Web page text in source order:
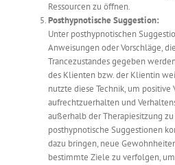
Ressourcen zu öffnen.
Posthypnotische Suggestion:
Unter posthypnotischen
Anweisungen oder Vorschläge,
Trancezustandes gegeben
des Klienten bzw. der Klientin
nutzte diese Technik, um positive
aufrechtzuerhalten und
außerhalb der Therapiesitzung
posthypnotische Suggestionen
dazu bringen, neue
bestimmte Ziele zu verfolgen,